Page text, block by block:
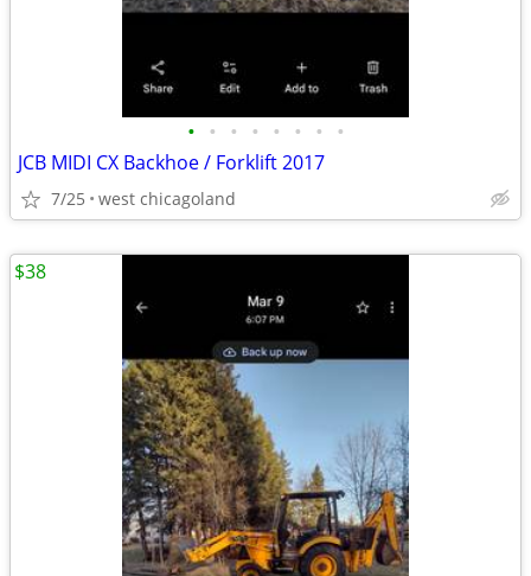
• • • • • • • •
JCB MIDI CX Backhoe / Forklift 2017
7/25 west chicagoland
$38